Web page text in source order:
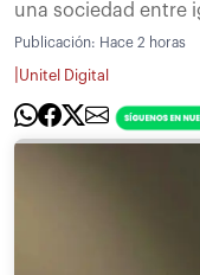
una sociedad entre
Publicación: Hace 2 horas
Unitel Digital